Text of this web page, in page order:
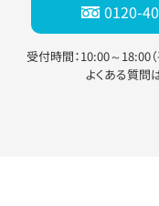
0120-
受付時間：10:00～18:00
よくある質問